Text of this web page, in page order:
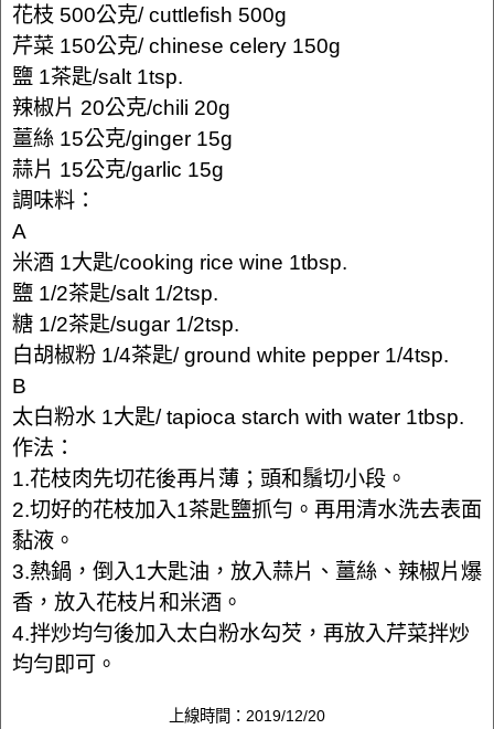
花枝 500公克/ cuttlefish 500g
芹菜 150公克/ chinese celery 150g
鹽 1茶匙/salt 1tsp.
辣椒片 20公克/chili 20g
薑絲 15公克/ginger 15g
蒜片 15公克/garlic 15g
調味料：
A
米酒 1大匙/cooking rice wine 1tbsp.
鹽 1/2茶匙/salt 1/2tsp.
糖 1/2茶匙/sugar 1/2tsp.
白胡椒粉 1/4茶匙/ ground white pepper 1/4tsp.
B
太白粉水 1大匙/ tapioca starch with water 1tbsp.
作法：
1.花枝肉先切花後再片薄；頭和鬚切小段。
2.切好的花枝加入1茶匙鹽抓勻。再用清水洗去表面
黏液。
3.熱鍋，倒入1大匙油，放入蒜片、薑絲、辣椒片爆
香，放入花枝片和米酒。
4.拌炒均勻後加入太白粉水勾芡，再放入芹菜拌炒
均勻即可。
上線時間：2019/12/20